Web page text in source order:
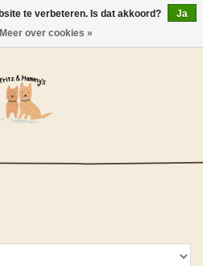
0 Artikelen - €0,00
te verbeteren. Is dat akkoord?
Ja
Meer over cookies »